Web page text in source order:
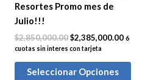
Resortes Promo mes de
Julio!!!
$2,850,000.00$2,385,000.00 6
cuotas sin interes con tarjeta
Seleccionar Opciones